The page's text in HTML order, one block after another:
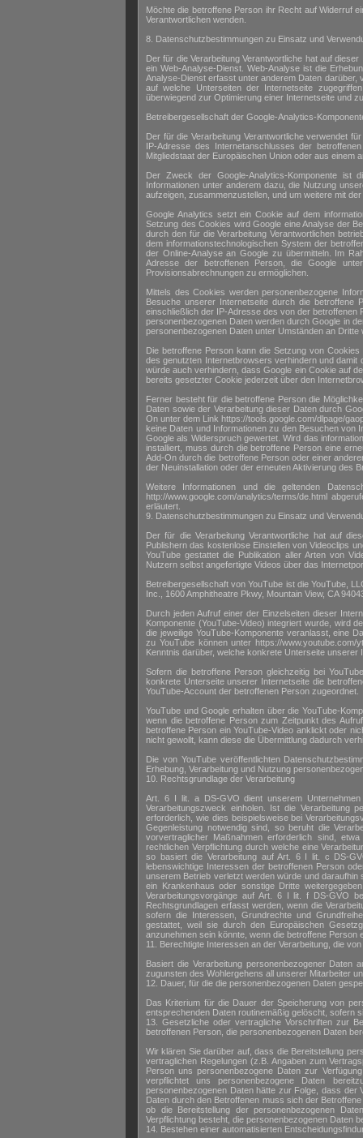
Möchte die betroffene Person ihr Recht auf Widerruf
Verantwortlichen wenden.
8. Datenschutzbestimmungen zu Einsatz und
Der für die Verarbeitung Verantwortliche hat auf
ein Web-Analyse-Dienst. Web-Analyse ist die
Analyse-Dienst erfasst unter anderem Daten
auf welche Unterseiten der Internetseite
überwiegend zur Optimierung einer Internetseite und
Betreibergesellschaft der Google-Analytics-
Der für die Verarbeitung Verantwortliche verwendet
IP-Adresse des Internetanschlusses der
Mitgliedstaat der Europäischen Union oder aus einem
Der Zweck der Google-Analytics-Komponente ist
Informationen unter anderem dazu, die Nutzung
aufzeigen, zusammenzustellen, und um weitere mit
Google Analytics setzt ein Cookie auf dem
Setzung des Cookies wird Google eine Analyse der
durch den für die Verarbeitung Verantwortlichen
dem informationstechnologischen System der
der Online-Analyse an Google zu übermitteln. Im
Adresse der betroffenen Person, die Google
Provisionsabrechnungen zu ermöglichen.
Mittels des Cookies werden personenbezogene
Besuche unserer Internetseite durch die betroffene
einschließlich der IP-Adresse des von der betroffenen
personenbezogenen Daten werden durch Google in
personenbezogenen Daten unter Umständen an Dritte
Die betroffene Person kann die Setzung von
des genutzten Internetbrowsers verhindern und
würde auch verhindern, dass Google ein Cookie auf
bereits gesetzter Cookie jederzeit über den
Ferner besteht für die betroffene Person die
Daten sowie der Verarbeitung dieser Daten durch
On unter dem Link https://tools.google.com/dlpage/
keine Daten und Informationen zu den Besuchen von
Google als Widerspruch gewertet. Wird das
installiert, muss durch die betroffene Person eine
Add-On durch die betroffene Person oder einer
der Neuinstallation oder der erneuten Aktivierung des
Weitere Informationen und die geltenden
http://www.google.com/analytics/terms/de.html
erläutert.
9. Datenschutzbestimmungen zu Einsatz und
Der für die Verarbeitung Verantwortliche hat auf
Publishern das kostenlose Einstellen von Videoclips
YouTube gestattet die Publikation aller Arten von
Nutzern selbst angefertigte Videos über das
Betreibergesellschaft von YouTube ist die YouTube,
Inc., 1600 Amphitheatre Pkwy, Mountain View, CA
Durch jeden Aufruf einer der Einzelseiten dieser
Komponente (YouTube-Video) integriert wurde, wird
die jeweilige YouTube-Komponente veranlasst, eine
zu YouTube können unter https://
Kenntnis darüber, welche konkrete Unterseite
Sofern die betroffene Person gleichzeitig bei
konkrete Unterseite unserer Internetseite die
YouTube-Account der betroffenen Person zugeordnet.
YouTube und Google erhalten über die YouTube-
wenn die betroffene Person zum Zeitpunkt des
betroffene Person ein YouTube-Video anklickt oder
nicht gewollt, kann diese die Übermittlung dadurch
Die von YouTube veröffentlichten
Erhebung, Verarbeitung und Nutzung
10. Rechtsgrundlage der Verarbeitung
Art. 6 I lit. a DS-GVO dient unserem Unternehmen
Verarbeitungszweck einholen. Ist die Verarbeitung
erforderlich, wie dies beispielsweise bei
Gegenleistung notwendig sind, so beruht die
vorvertraglicher Maßnahmen erforderlich sind,
rechtlichen Verpflichtung durch welche eine
so basiert die Verarbeitung auf Art. 6 I lit. c DS-
lebenswichtige Interessen der betroffenen Person
unserem Betrieb verletzt werden würde und
ein Krankenhaus oder sonstige Dritte
Verarbeitungsvorgänge auf Art. 6 I lit. f DS-GVO
Rechtsgrundlagen erfasst werden, wenn die
sofern die Interessen, Grundrechte und
gestattet, weil sie durch den Europäischen
anzunehmen sein könnte, wenn die betroffene
11. Berechtigte Interessen an der Verarbeitung, die
Basiert die Verarbeitung personenbezogener
zugunsten des Wohlergehens all unserer Mitarbeiter
12. Dauer, für die die personenbezogenen Daten
Das Kriterium für die Dauer der Speicherung von
entsprechenden Daten routinemäßig gelöscht, sofern
13. Gesetzliche oder vertragliche Vorschriften zur
betroffenen Person, die personenbezogenen Daten
Wir klären Sie darüber auf, dass die Bereitstellung
vertraglichen Regelungen (z.B. Angaben zum
Person uns personenbezogene Daten zur
verpflichtet uns personenbezogene Daten
personenbezogenen Daten hätte zur Folge, dass der
Daten durch den Betroffenen muss sich der
ob die Bereitstellung der personenbezogenen
Verpflichtung besteht, die personenbezogenen Daten
14. Bestehen einer automatisierten